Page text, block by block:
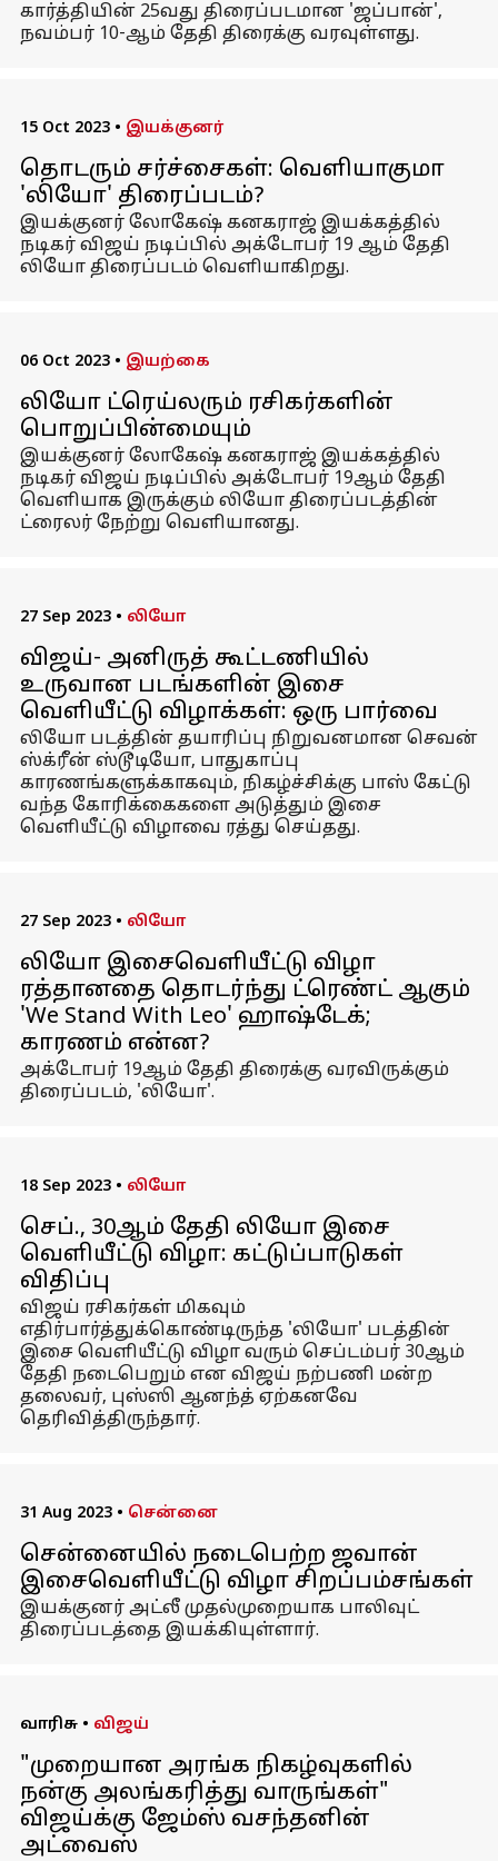
கார்த்தியின் 25வது திரைப்படமான 'ஜப்பான்',
நவம்பர் 10-ஆம் தேதி திரைக்கு வரவுள்ளது.
15 Oct 2023 • இயக்குனர்
தொடரும் சர்ச்சைகள்: வெளியாகுமா
'லியோ' திரைப்படம்?
இயக்குனர் லோகேஷ் கனகராஜ் இயக்கத்தில்
நடிகர் விஜய் நடிப்பில் அக்டோபர் 19 ஆம் தேதி
லியோ திரைப்படம் வெளியாகிறது.
06 Oct 2023 • இயற்கை
லியோ ட்ரெய்லரும் ரசிகர்களின்
பொறுப்பின்மையும்
இயக்குனர் லோகேஷ் கனகராஜ் இயக்கத்தில்
நடிகர் விஜய் நடிப்பில் அக்டோபர் 19ஆம் தேதி
வெளியாக இருக்கும் லியோ திரைப்படத்தின்
ட்ரைலர் நேற்று வெளியானது.
27 Sep 2023 • லியோ
விஜய்- அனிருத் கூட்டணியில்
உருவான படங்களின் இசை
வெளியீட்டு விழாக்கள்: ஒரு பார்வை
லியோ படத்தின் தயாரிப்பு நிறுவனமான செவன்
ஸ்க்ரீன் ஸ்டூடியோ, பாதுகாப்பு
காரணங்களுக்காகவும், நிகழ்ச்சிக்கு பாஸ் கேட்டு
வந்த கோரிக்கைகளை அடுத்தும் இசை
வெளியீட்டு விழாவை ரத்து செய்தது.
27 Sep 2023 • லியோ
லியோ இசைவெளியீட்டு விழா
ரத்தானதை தொடர்ந்து ட்ரெண்ட் ஆகும்
'We Stand With Leo' ஹாஷ்டேக்;
காரணம் என்ன?
அக்டோபர் 19ஆம் தேதி திரைக்கு வரவிருக்கும்
திரைப்படம், 'லியோ'.
18 Sep 2023 • லியோ
செப்., 30ஆம் தேதி லியோ இசை
வெளியீட்டு விழா: கட்டுப்பாடுகள்
விதிப்பு
விஜய் ரசிகர்கள் மிகவும்
எதிர்பார்த்துக்கொண்டிருந்த 'லியோ' படத்தின்
இசை வெளியீட்டு விழா வரும் செப்டம்பர் 30ஆம்
தேதி நடைபெறும் என விஜய் நற்பணி மன்ற
தலைவர், புஸ்ஸி ஆனந்த் ஏற்கனவே
தெரிவித்திருந்தார்.
31 Aug 2023 • சென்னை
சென்னையில் நடைபெற்ற ஜவான்
இசைவெளியீட்டு விழா சிறப்பம்சங்கள்
இயக்குனர் அட்லீ முதல்முறையாக பாலிவுட்
திரைப்படத்தை இயக்கியுள்ளார்.
வாரிசு • விஜய்
"முறையான அரங்க நிகழ்வுகளில்
நன்கு அலங்கரித்து வாருங்கள்"
விஜய்க்கு ஜேம்ஸ் வசந்தனின்
அட்வைஸ்